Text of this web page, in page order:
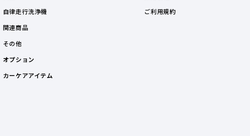
自律走行洗浄機
関連商品
その他
オプション
カーケアアイテム
ご利用規約